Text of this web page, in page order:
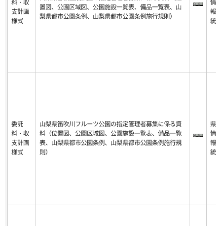
料・収
支計画
様式
置図、公園区域図、公園施設一覧表、備品一覧表、山
梨県都市公園条例、山梨県都市公園条例施行規則）
情
報
統
委託
料・収
支計画
様式
山梨県笛吹川フルーツ公園の指定管理者募集に係る資
料（位置図、公園区域図、公園施設一覧表、備品一覧
表、山梨県都市公園条例、山梨県都市公園条例施行規
則）
県
情
報
統